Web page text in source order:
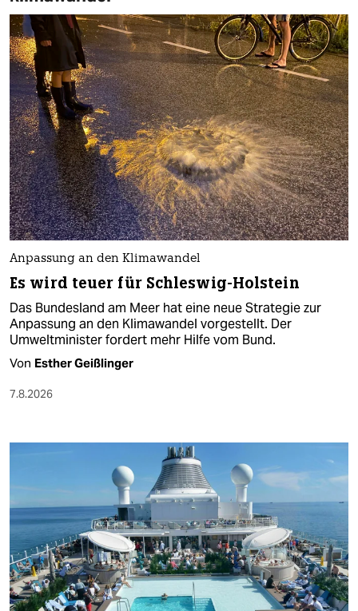
Anpassung an den Klimawandel
Es wird teuer für Schleswig-Holstein
Das Bundesland am Meer hat eine neue Strategie zur
Anpassung an den Klimawandel vorgestellt. Der
Umweltminister fordert mehr Hilfe vom Bund.
Von Esther Geißlinger
7.8.2026